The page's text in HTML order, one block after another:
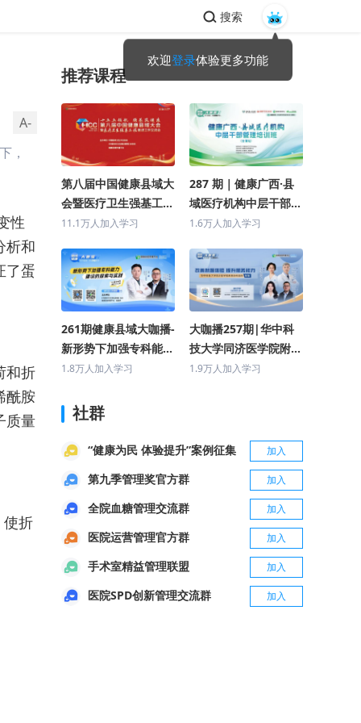
欢迎登录体验更多功能
搜索
A-
，
性
析和
了蛋
和折
酰胺
质量
使折
推荐课程
第八届中国健康县域大
会暨医疗卫生强基工程
推进工作交流会 主论
11.1万人加入学习
287 期｜健康广西·县
域医疗机构中层干部管
理培训班(合浦站)
1.6万人加入学习
261期健康县域大咖播-
新形势下加强专科能力
建设的探索与实践（湖
1.8万人加入学习
大咖播257期|华中科
技大学同济医学院附属
协和医院专场（改善就
1.9万人加入学习
社群
“健康为民 体验提升”案例征集 加入
第九季管理奖官方群 加入
全院血糖管理交流群 加入
医院运营管理官方群 加入
手术室精益管理联盟 加入
医院SPD创新管理交流群 加入